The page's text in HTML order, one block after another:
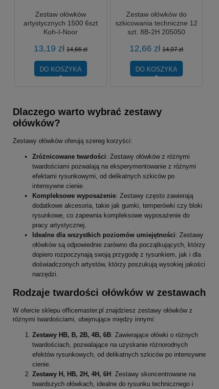
Zestaw ołówków
artystycznych 1500 6szt
Koh-I-Noor
13,19 zł 14,66 zł
DO KOSZYKA
Zestaw ołówków do
szkicowania techniczne 12
szt. 8B-2H 205050
12,66 zł 14,07 zł
DO KOSZYKA
Dlaczego warto wybrać zestawy
ołówków?
Zestawy ołówków oferują szereg korzyści:
Zróżnicowane twardości: Zestawy ołówków z różnymi
twardościami pozwalają na eksperymentowanie z różnymi
efektami rysunkowymi, od delikatnych szkiców po
intensywne cienie.
Kompleksowe wyposażenie: Zestawy często zawierają
dodatkowe akcesoria, takie jak gumki, temperówki czy bloki
rysunkowe, co zapewnia kompleksowe wyposażenie do
pracy artystycznej.
Idealne dla wszystkich poziomów umiejętności: Zestawy
ołówków są odpowiednie zarówno dla początkujących, którzy
dopiero rozpoczynają swoją przygodę z rysunkiem, jak i dla
doświadczonych artystów, którzy poszukują wysokiej jakości
narzędzi.
Rodzaje twardości ołówków w zestawach
W ofercie sklepu officemaster.pl znajdziesz zestawy ołówków z
różnymi twardościami, obejmujące między innymi:
Zestawy HB, B, 2B, 4B, 6B: Zawierające ołówki o różnych
twardościach, pozwalające na uzyskanie różnorodnych
efektów rysunkowych, od delikatnych szkiców po intensywne
cienie.
Zestawy H, HB, 2H, 4H, 6H : Zestawy skoncentrowane na
twardszych ołówkach, idealne do rysunku technicznego i